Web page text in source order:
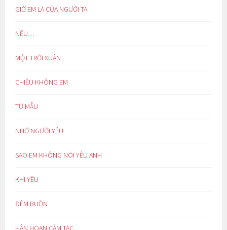
GIỜ EM LÀ CỦA NGƯỜI TA
NẾU…
MỘT TRỜI XUÂN
CHIỀU KHÔNG EM
TỪ MẪU
NHỚ NGƯỜI YÊU
SAO EM KHÔNG NÓI YÊU ANH
KHI YÊU
ĐÊM BUỒN
HÂN HOAN CẢM TÁC